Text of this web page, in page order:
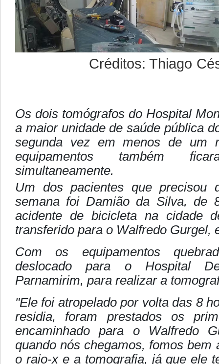
Créditos: Thiago
Os dois tomógrafos do Hospital
a maior unidade de saúde pública
segunda vez em menos de um
equipamentos também
simultaneamente.
Um dos pacientes que precisou
semana foi Damião da Silva, de
acidente de bicicleta na cidade
transferido para o Walfredo Gurgel,
Com os equipamentos
deslocado para o Hospital
Parnamirim, para realizar a
"Ele foi atropelado por volta das 8
residia, foram prestados os
encaminhado para o Walfredo
quando nós chegamos, fomos bem
o raio-x e a tomografia, já que ele